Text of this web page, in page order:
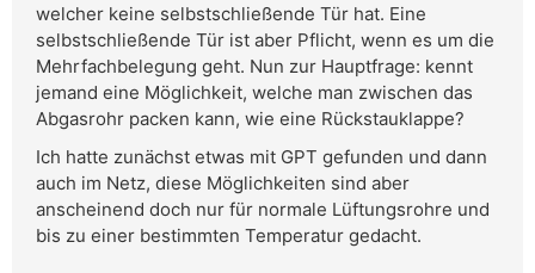
welcher keine selbstschließende Tür hat. Eine
selbstschließende Tür ist aber Pflicht, wenn es um die
Mehrfachbelegung geht. Nun zur Hauptfrage: kennt
jemand eine Möglichkeit, welche man zwischen das
Abgasrohr packen kann, wie eine Rückstauklappe?
Ich hatte zunächst etwas mit GPT gefunden und dann
auch im Netz, diese Möglichkeiten sind aber
anscheinend doch nur für normale Lüftungsrohre und
bis zu einer bestimmten Temperatur gedacht.